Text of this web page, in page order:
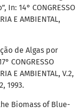
14° CONGRESSO
E AMBIENTAL,
de Algas por
CONGRESSO
E AMBIENTAL, V.2,
1993.
Biomass of Blue-